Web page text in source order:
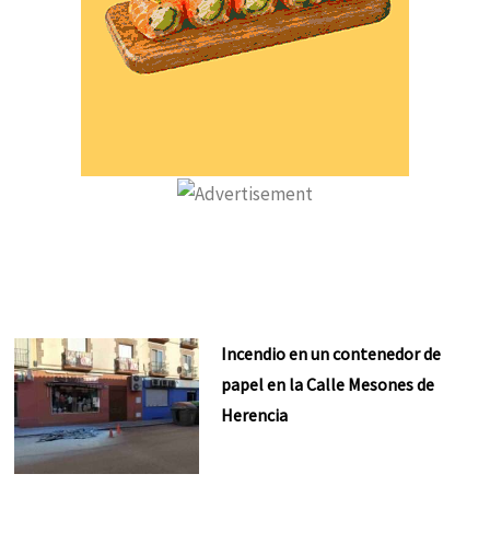
Incendio en un contenedor de
papel en la Calle Mesones de
Herencia